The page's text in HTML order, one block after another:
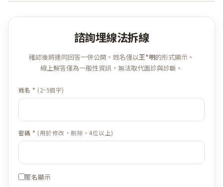
諮詢埋線法拆線
確認後將連同回答一併公開。姓名僅以王*明的形式顯示。
線上解答僅為一般性資訊，無法取代面診與診斷。
姓名 * (2~5個字)
密碼 * (用於修改·刪除，4位以上)
匿名顯示